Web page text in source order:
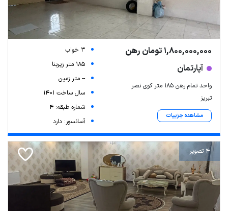
1,800,000,000 تومان رهن
آپارتمان
واحد تمام رهن ۱۸۵ متر کوی نصر
تبریز
مشاهده جزییات
3 خواب
185 متر زیربنا
-- متر زمین
سال ساخت 1401
شماره طبقه: 4
آسانسور: دارد
4 تصویر